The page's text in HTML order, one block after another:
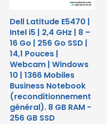
Dell Latitude E5470 |
Intel i5 | 2,4 GHz | 8 –
16 Go | 256 Go SSD |
14,1 Pouces |
Webcam | Windows
10 | 1366 Mobiles
Business Notebook
(reconditionnement
général). 8 GB RAM -
256 GB SSD